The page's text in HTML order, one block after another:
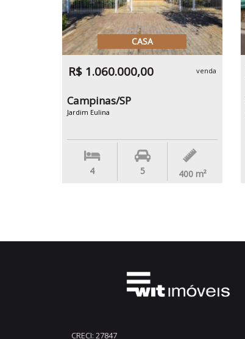
CASA
R$ 1.060.000,00 venda
Campinas/SP
Jardim Eulina
4 5 400 m²
CRECI: 27847